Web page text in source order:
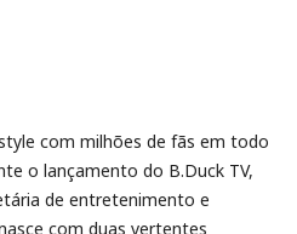
com milhões de fãs em todo
o lançamento do B.Duck TV,
de entretenimento e
com duas vertentes